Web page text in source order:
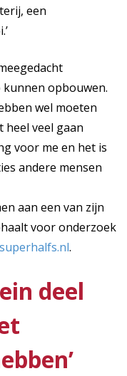
een
kunnen opbouwen.
wel moeten
heel veel gaan
voor me en het is
andere mensen
aan een van zijn
voor onderzoek
.
deel